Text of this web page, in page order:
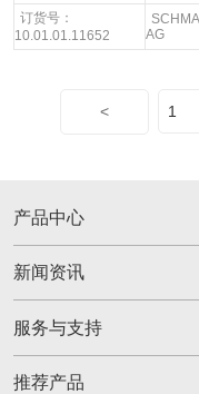
订货号：
10.01.01.11652
AG
<
产品中心
新闻资讯
服务与支持
推荐产品